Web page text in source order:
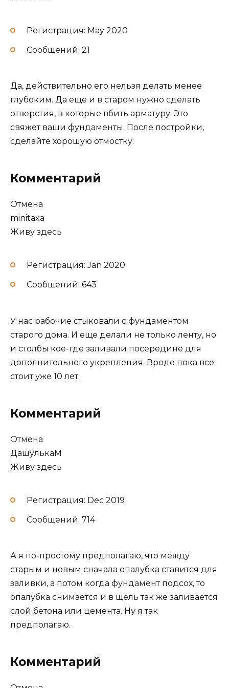
Регистрация: May 2020
Сообщений: 21
Да, действительно его нельзя делать менее
глубоким. Да еще и в старом нужно сделать
отверстия, в которые вбить арматуру. Это
свяжет ваши фундаменты. После постройки,
сделайте хорошую отмостку.
Комментарий
Отмена
minitaxa
Живу здесь
Регистрация: Jan 2020
Сообщений: 643
У нас рабочие стыковали с фундаментом
старого дома. И еще делали не только ленту, но
и столбы кое-где заливали посередине для
дополнительного укрепления. Вроде пока все
стоит уже 10 лет.
Комментарий
Отмена
ДашулькаМ
Живу здесь
Регистрация: Dec 2019
Сообщений: 714
А я по-простому предполагаю, что между
старым и новым сначала опалубка ставится для
заливки, а потом когда фундамент подсох, то
опалубка снимается и в щель так же заливается
слой бетона или цемента. Ну я так
предполагаю.
Комментарий